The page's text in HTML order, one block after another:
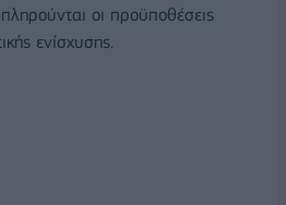
οι προϋποθέσεις
ενίσχυσης.